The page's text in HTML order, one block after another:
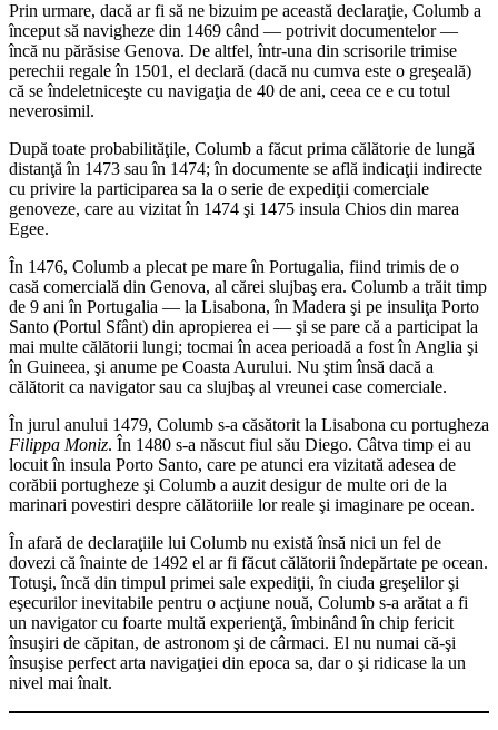
Prin urmare, dacă ar fi să ne bizuim pe această declaraţie, Columb a
început să navigheze din 1469 când — potrivit documentelor —
încă nu părăsise Genova. De altfel, într-una din scrisorile trimise
perechii regale în 1501, el declară (dacă nu cumva este o greşeală)
că se îndeletniceşte cu navigaţia de 40 de ani, ceea ce e cu totul
neverosimil.
După toate probabilităţile, Columb a făcut prima călătorie de lungă
distanţă în 1473 sau în 1474; în documente se află indicaţii indirecte
cu privire la participarea sa la o serie de expediţii comerciale
genoveze, care au vizitat în 1474 şi 1475 insula Chios din marea
Egee.
În 1476, Columb a plecat pe mare în Portugalia, fiind trimis de o
casă comercială din Genova, al cărei slujbaş era. Columb a trăit timp
de 9 ani în Portugalia — la Lisabona, în Madera şi pe insuliţa Porto
Santo (Portul Sfânt) din apropierea ei — şi se pare că a participat la
mai multe călătorii lungi; tocmai în acea perioadă a fost în Anglia şi
în Guineea, şi anume pe Coasta Aurului. Nu ştim însă dacă a
călătorit ca navigator sau ca slujbaş al vreunei case comerciale.
În jurul anului 1479, Columb s-a căsătorit la Lisabona cu portugheza
Filippa Moniz. În 1480 s-a născut fiul său Diego. Câtva timp ei au
locuit în insula Porto Santo, care pe atunci era vizitată adesea de
corăbii portugheze şi Columb a auzit desigur de multe ori de la
marinari povestiri despre călătoriile lor reale şi imaginare pe ocean.
În afară de declaraţiile lui Columb nu există însă nici un fel de
dovezi că înainte de 1492 el ar fi făcut călătorii îndepărtate pe ocean.
Totuşi, încă din timpul primei sale expediţii, în ciuda greşelilor şi
eşecurilor inevitabile pentru o acţiune nouă, Columb s-a arătat a fi
un navigator cu foarte multă experienţă, îmbinând în chip fericit
însuşiri de căpitan, de astronom şi de cârmaci. El nu numai că-şi
însuşise perfect arta navigaţiei din epoca sa, dar o şi ridicase la un
nivel mai înalt.